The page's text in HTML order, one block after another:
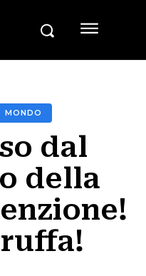
MONDO
dal
della